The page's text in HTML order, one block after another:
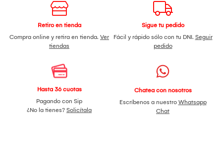
Retiro en tienda
Compra online y retira en tienda. Ver
tiendas
Sigue tu pedido
Fácil y rápido sólo con tu DNI. Seguir
pedido
Hasta 36 cuotas
Pagando con Sip
¿No la tienes? Solicítala
Chatea con nosotros
Escríbenos a nuestro Whatsapp
Chat